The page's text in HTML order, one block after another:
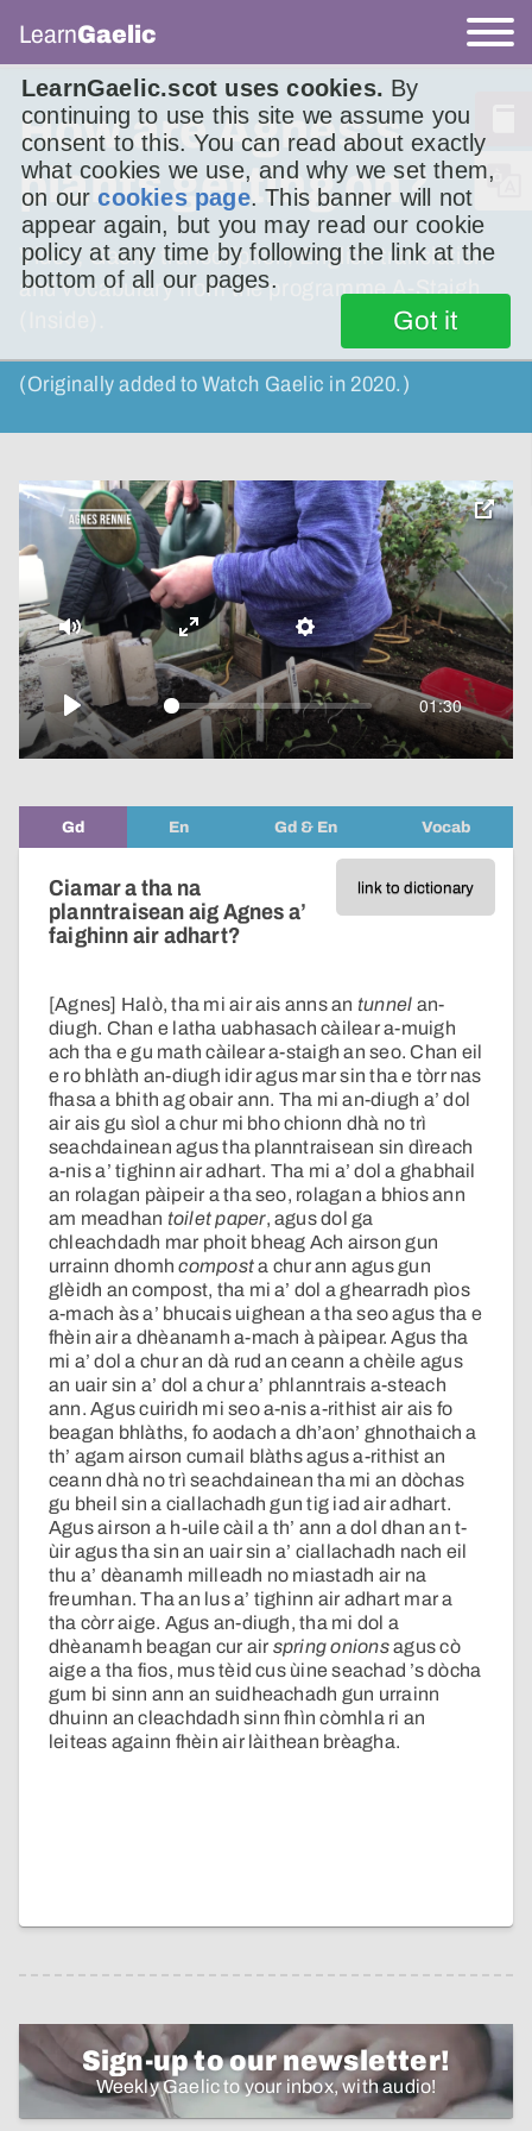
LearnGaelic.scot uses cookies. By
continuing to use this site we assume you
consent to this. You can read about exactly
what cookies we use, and why we set them,
on ourcookies page. This banner will not
appear again, but you may read our cookie
policy at any time by following the link at the
bottom of all our pages.
Got it
LearnGaelic
How are Agnes’s
plants getting on?
Video, Gaelic transcription, English translation
and vocabulary from the programme A-Staigh
(Originally added to Watch Gaelic in 2020.)
Play
01:30
Mute Settings
Enter
fullscreen
toggle
pop-
Gd En Gd & En Vocab
link to dictionary
Ciamar a tha na
planntraisean aig Agnes a’
faighinn air adhart?
[Agnes] Halò, tha mi air ais anns an tunnel an-
diugh. Chan e latha uabhasach càilear a-muigh
ach tha e gu math càilear a-staigh an seo. Chan eil
e ro bhlàth an-diugh idir agus mar sin tha e tòrr nas
fhasa a bhith ag obair ann. Tha mi an-diugh a’ dol
air ais gu sìol a chur mi bho chionn dhà no trì
seachdainean agus tha planntraisean sin dìreach
a-nis a’ tighinn air adhart. Tha mi a’ dol a ghabhail
an rolagan pàipeir a tha seo, rolagan a bhios ann
am meadhan toilet paper, agus dol ga
chleachdadh mar phoit bheag Ach airson gun
urrainn dhomhcomposta chur ann agus gun
glèidh an compost, tha mi a’ dol a ghearradh pìos
a-mach às a’ bhucais uighean a tha seo agus tha e
fhèin air a dhèanamh a-mach à pàipear. Agus tha
mi a’ dol a chur an dà rud an ceann a chèile agus
an uair sin a’ dol a chur a’ phlanntrais a-steach
ann. Agus cuiridh mi seo a-nis a-rithist air ais fo
beagan bhlàths, fo aodach a dh’aon’ ghnothaich a
th’ agam airson cumail blàths agus a-rithist an
ceann dhà no trì seachdainean tha mi an dòchas
gu bheil sin a ciallachadh gun tig iad air adhart.
Agus airson a h-uile càil a th’ ann a dol dhan an t-
ùir agus tha sin an uair sin a’ ciallachadh nach eil
thu a’ dèanamh milleadh no miastadh air na
freumhan. Tha an lus a’ tighinn air adhart mar a
tha còrr aige. Agus an-diugh, tha mi dol a
dhèanamh beagan cur air spring onionsagus cò
aige a tha fios, mus tèid cus ùine seachad ’s dòcha
gum bi sinn ann an suidheachadh gun urrainn
dhuinn an cleachdadh sinn fhìn còmhla ri an
leiteas againn fhèin air làithean brèagha.
Sign-up to our newsletter!
Weekly Gaelic to your inbox, with audio!